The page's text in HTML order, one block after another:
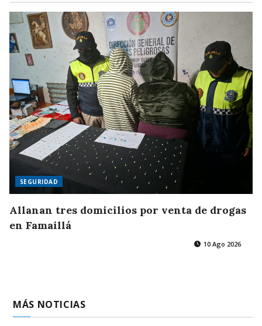
SEGURIDAD
Allanan tres domicilios por venta de drogas
en Famaillá
10 Ago 2026
MÁS NOTICIAS